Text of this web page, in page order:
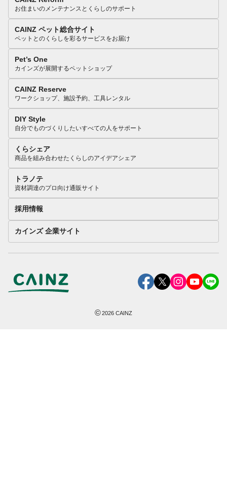
お住まいのメンテナンスとくらしのサポート
CAINZ ペット総合サイト
ペットとのくらしを彩るサービスをお届け
Pet’s One
カインズが展開するペットショップ
CAINZ Reserve
ワークショップ、施設予約、工具レンタル
DIY Style
自分でものづくりしたいすべての人をサポート
くらシェア
商品を組み合わせたくらしのアイデアシェア
トラノテ
資材調達のプロ向け通販サイト
採用情報
カインズ 企業サイト
©2026 CAINZ